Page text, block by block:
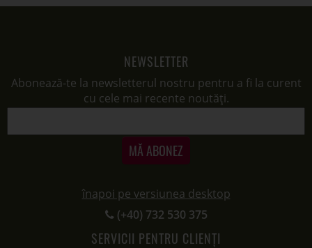
NEWSLETTER
Abonează-te la newsletterul nostru pentru a fi la curent
cu cele mai recente noutăți.
MĂ ABONEZ
înapoi pe versiunea desktop
(+40) 732 530 375
SERVICII PENTRU CLIENȚI